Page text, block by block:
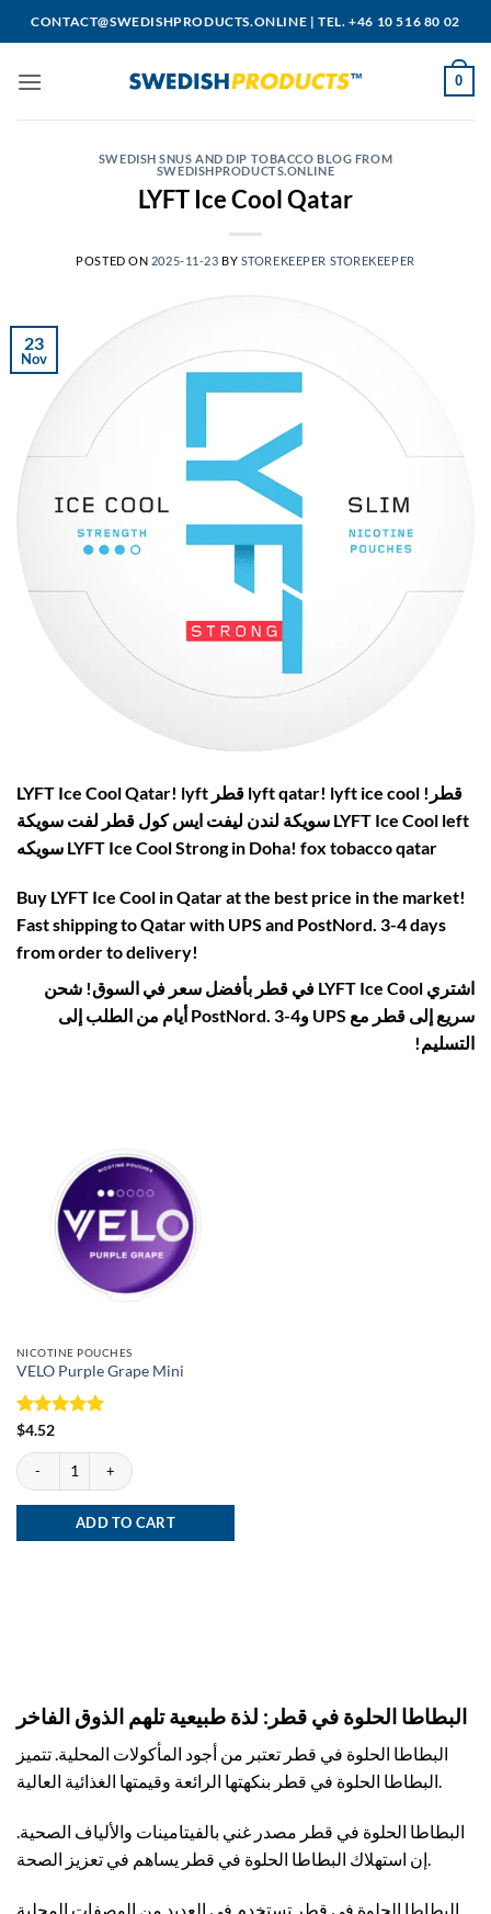
to
CONTACT@SWEDISHPRODUCTS.ONLINE |TEL. +46 10 516 80 02
0
SWEDISH SNUS AND DIP TOBACCO BLOG FROM
SWEDISHPRODUCTS.ONLINE
LYFT Ice Cool Qatar
POSTED ON 2025-11-23 BY STOREKEEPER STOREKEEPER
23
Nov
LYFT Ice Cool Qatar! lyft قطر lyft qatar! lyft ice cool قطر!
سويكة لندن ليفت ايس كول قطر لفت سويكة LYFT Ice Cool left
سويكه LYFT Ice Cool Strong in Doha! fox tobacco qatar
Buy LYFT Ice Cool in Qatar at the best price in the market!
Fast shipping to Qatar with UPS and PostNord. 3-4 days
from order to delivery!
اشتري LYFT Ice Cool في قطر بأفضل سعر في السوق! شحن
سريع إلى قطر مع UPS وPostNord. 3-4 أيام من الطلب إلى
التسليم!
NICOTINE POUCHES
VELO Purple Grape Mini
Rated
$4.52
VELO Purple Grape Mini quantity
ADD TO CART
البطاطا الحلوة في قطر: لذة طبيعية تلهم الذوق الفاخر
البطاطا الحلوة في قطر تعتبر من أجود المأكولات المحلية. تتميز
البطاطا الحلوة في قطر بنكهتها الرائعة وقيمتها الغذائية العالية.
البطاطا الحلوة في قطر مصدر غني بالفيتامينات والألياف الصحية.
إن استهلاك البطاطا الحلوة في قطر يساهم في تعزيز الصحة.
البطاطا الحلوة في قطر تستخدم في العديد من الوصفات المحلية